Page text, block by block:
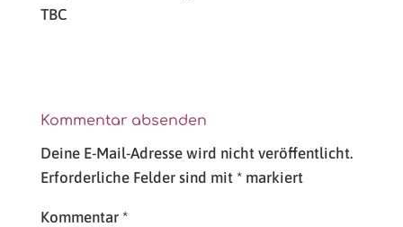
TBC
Kommentar absenden
Deine E-Mail-Adresse wird nicht veröffentlicht.
Erforderliche Felder sind mit *markiert
Kommentar *